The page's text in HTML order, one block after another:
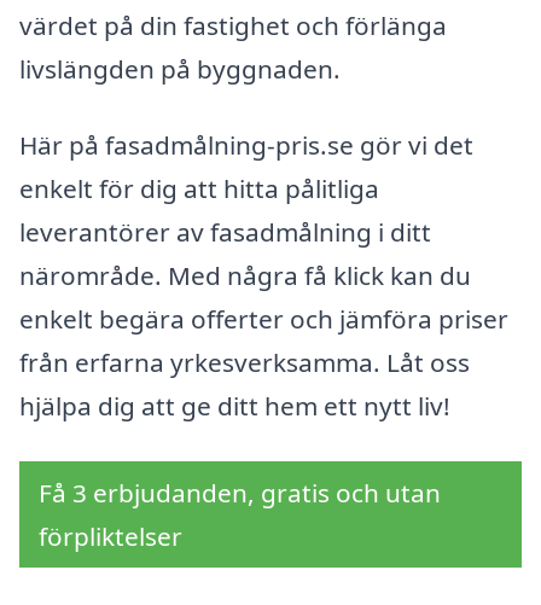
värdet på din fastighet och förlänga
livslängden på byggnaden.
Här på fasadmålning-pris.se gör vi det
enkelt för dig att hitta pålitliga
leverantörer av fasadmålning i ditt
närområde. Med några få klick kan du
enkelt begära offerter och jämföra priser
från erfarna yrkesverksamma. Låt oss
hjälpa dig att ge ditt hem ett nytt liv!
Få 3 erbjudanden, gratis och utan
förpliktelser